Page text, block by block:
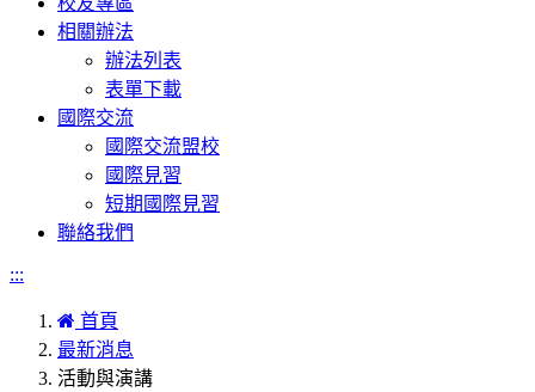
相關辦法
辦法列表
表單下載
國際交流
國際交流盟校
國際見習
短期國際見習
聯絡我們
:::
首頁
最新消息
活動與演講